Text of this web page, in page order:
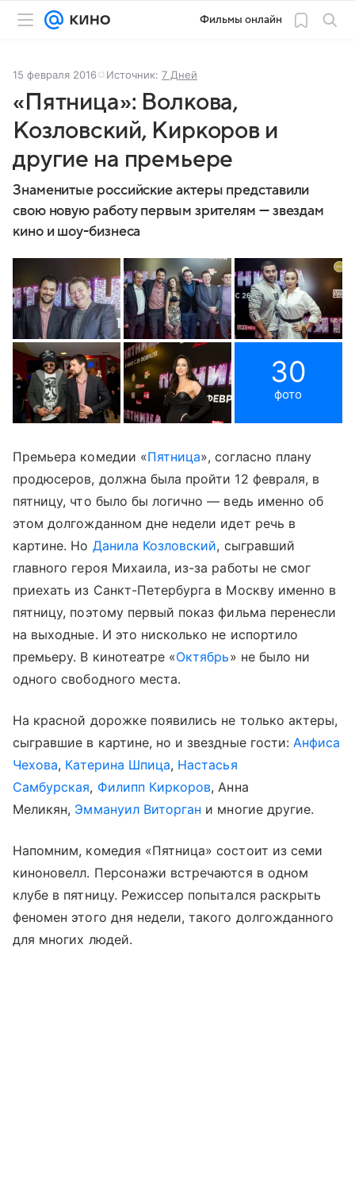
Фильмы онлайн
15 февраля 2016 Источник: 7 Дней
«Пятница»: Волкова,
Козловский, Киркоров и
другие на премьере
Знаменитые российские актеры представили
свою новую работу первым зрителям — звездам
кино и шоу-бизнеса
30
фото
Премьера комедии «Пятница», согласно плану
продюсеров, должна была пройти 12 февраля, в
пятницу, что было бы логично — ведь именно об
этом долгожданном дне недели идет речь в
картине. Но Данила Козловский, сыгравший
главного героя Михаила, из-за работы не смог
приехать из Санкт-Петербурга в Москву именно в
пятницу, поэтому первый показ фильма перенесли
на выходные. И это нисколько не испортило
премьеру. В кинотеатре «Октябрь» не было ни
одного свободного места.
На красной дорожке появились не только актеры,
сыгравшие в картине, но и звездные гости: Анфиса
Чехова, Катерина Шпица, Настасья
Самбурская, Филипп Киркоров, Анна
Меликян, Эммануил Виторган и многие другие.
Напомним, комедия «Пятница» состоит из семи
киноновелл. Персонажи встречаются в одном
клубе в пятницу. Режиссер попытался раскрыть
феномен этого дня недели, такого долгожданного
для многих людей.